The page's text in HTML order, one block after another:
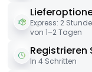
Express: 2
von 1–2 Tagen
Registrieren
In 4 Schritten